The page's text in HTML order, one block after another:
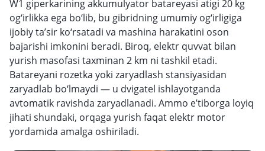
W1 giperkarining akkumulyator batareyasi atigi 20 kg
og‘irlikka ega bo‘lib, bu gibridning umumiy og‘irligiga
ijobiy ta’sir ko‘rsatadi va mashina harakatini oson
bajarishi imkonini beradi. Biroq, elektr quvvat bilan
yurish masofasi taxminan 2 km ni tashkil etadi.
Batareyani rozetka yoki zaryadlash stansiyasidan
zaryadlab bo‘lmaydi — u dvigatel ishlayotganda
avtomatik ravishda zaryadlanadi. Ammo e’tiborga loyiq
jihati shundaki, orqaga yurish faqat elektr motor
yordamida amalga oshiriladi.